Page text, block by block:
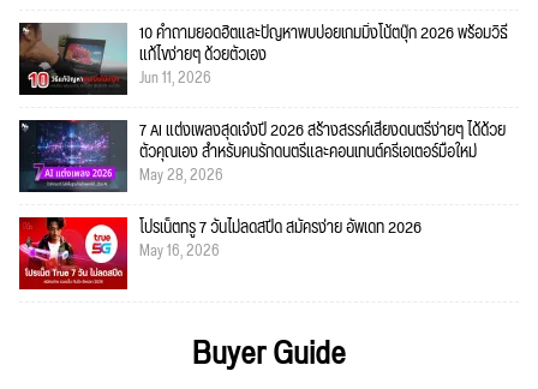
10 คำถามยอดฮิตและปัญหาพบบ่อยเกมมิ่งโน้ตบุ๊ก 2026 พร้อมวิธี
แก้ไขง่ายๆ ด้วยตัวเอง
Jun 11, 2026
7 AI แต่งเพลงสุดเจ๋งปี 2026 สร้างสรรค์เสียงดนตรีง่ายๆ ได้ด้วย
ตัวคุณเอง สำหรับคนรักดนตรีและคอนเทนต์ครีเอเตอร์มือใหม่
May 28, 2026
โปรเน็ตทรู 7 วันไม่ลดสปีด สมัครง่าย อัพเดท 2026
May 16, 2026
Buyer Guide